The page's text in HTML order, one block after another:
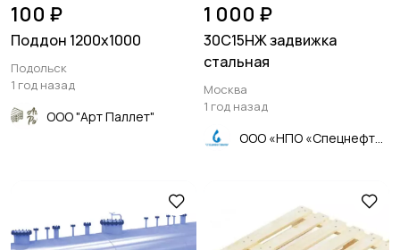
100 ₽
Поддон 1200х1000
Подольск
1 год назад
ООО "Арт Паллет"
1 000 ₽
30С15НЖ задвижка
стальная
Москва
1 год назад